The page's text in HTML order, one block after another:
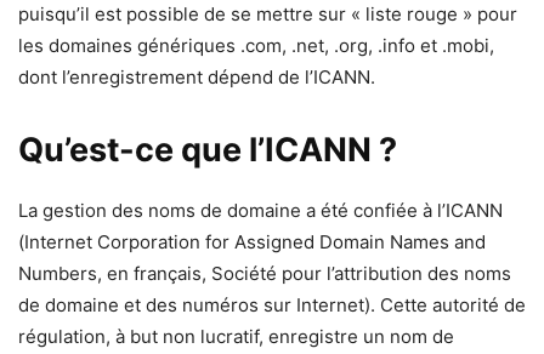
puisqu’il est possible de se mettre sur « liste rouge » pour
les domaines génériques .com, .net, .org, .info et .mobi,
dont l’enregistrement dépend de l’ICANN.
Qu’est-ce que l’ICANN ?
La gestion des noms de domaine a été confiée à l’ICANN
(Internet Corporation for Assigned Domain Names and
Numbers, en français, Société pour l’attribution des noms
de domaine et des numéros sur Internet). Cette autorité de
régulation, à but non lucratif, enregistre un nom de